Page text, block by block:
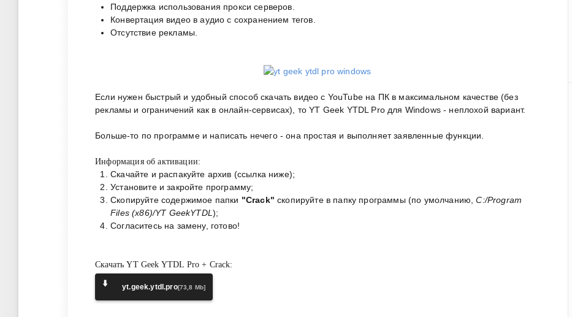
Поддержка использования прокси серверов.
Конвертация видео в аудио с сохранением тегов.
Отсутствие рекламы.
Если нужен быстрый и удобный способ скачать видео с YouTube на ПК в максимальном качестве (без
рекламы и ограничений как в онлайн-сервисах), то YT Geek YTDL Pro для Windows - неплохой вариант.
Больше-то по программе и написать нечего - она простая и выполняет заявленные функции.
Информация об активации:
Скачайте и распакуйте архив (ссылка ниже);
Установите и закройте программу;
Скопируйте содержимое папки "Crack" скопируйте в папку программы (по умолчанию,C:/Program
Files (x86)/YT GeekYTDL );
Согласитесь на замену, готово!
Скачать YT Geek YTDL Pro + Crack:
⬇️ yt.geek.ytdl.pro[73,8 Mb]